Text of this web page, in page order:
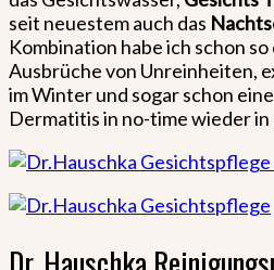
seit neuestem auch das
Kombination habe ich schon
Ausbrüche von Unreinheiten,
im Winter und sogar schon
Dermatitis in no-time wieder